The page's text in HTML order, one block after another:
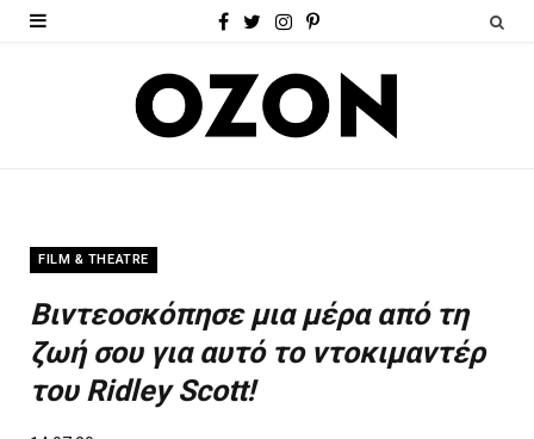
F
k
T
i
I
a
m
P
s
t
FILM & THEATRE
Βιντεοσκόπησε μια μέρα από τη
ζωή σου για αυτό το ντοκιμαντέρ
του Ridley Scott!